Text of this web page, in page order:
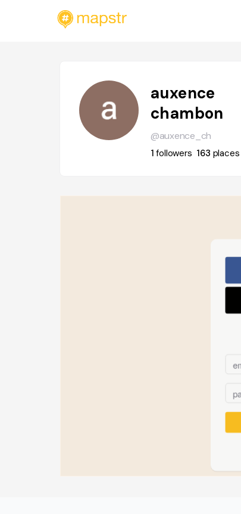
auxence
chambon
@auxence_ch
1followers 163 places